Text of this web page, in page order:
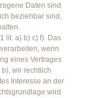
Daten sind
beziehbar sind,
lit. a) b) c) f). Das
wenn
eines Vertrages
wir rechtlich
Interesse an der
wird